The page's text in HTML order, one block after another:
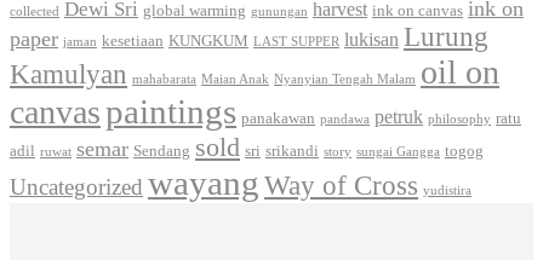
collected Dewi Sri global warming gunungan harvest ink on canvas ink on
paper jaman kesetiaan KUNGKUM LAST SUPPER lukisan Lurung
Kamulyan mahabarata Maian Anak Nyanyian Tengah Malam oil on
canvaspaintings panakawan pandawa petruk philosophy ratu
adil ruwat semar Sendang sold sri srikandi story sungai Gangga togog
Uncategorized wayang Way of Cross yudistira